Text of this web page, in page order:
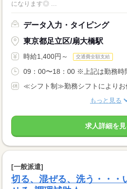
データ入力・タイピング
東京都足立区/扇大橋駅
時給1,400円～ 交通費全額支給
09：00〜18：00 ※上記は勤務時
≪シフト制≫勤務シフトによりお
もっと見る
求人詳細を見
[一般派遣]
切る、混ぜる、洗う・・・